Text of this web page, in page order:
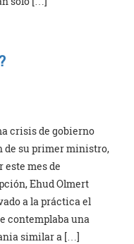
crisis de gobierno
de su primer ministro,
mes de
Ehud Olmert
a la práctica el
contemplaba una
similar a […]